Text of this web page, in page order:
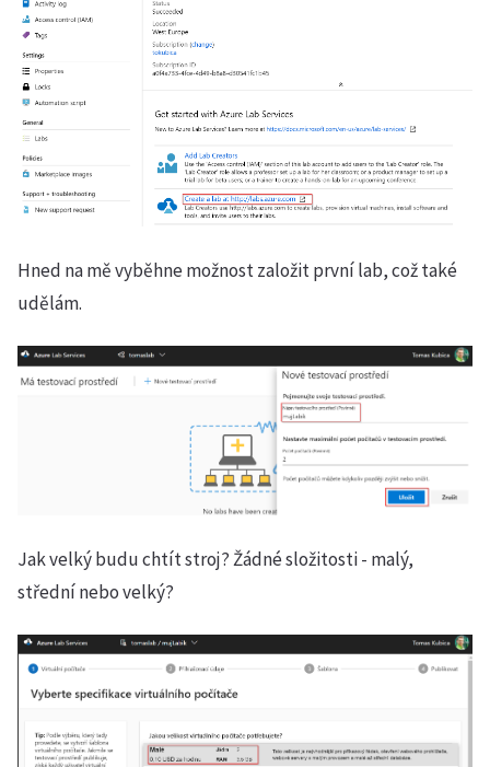
Hned na mě vyběhne možnost založit první lab, což také
udělám.
Jak velký budu chtít stroj? Žádné složitosti - malý,
střední nebo velký?